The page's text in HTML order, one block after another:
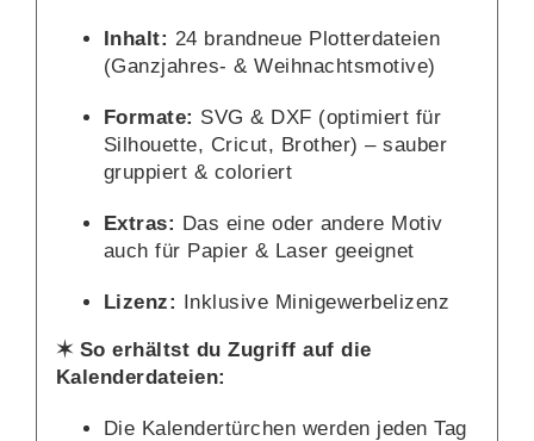
Inhalt: 24 brandneue Plotterdateien
(Ganzjahres- & Weihnachtsmotive)
Formate: SVG & DXF (optimiert für
Silhouette, Cricut, Brother) – sauber
gruppiert & coloriert
Extras: Das eine oder andere Motiv
auch für Papier & Laser geeignet
Lizenz: Inklusive Minigewerbelizenz
✶ So erhältst du Zugriff auf die
Kalenderdateien:
Die Kalendertürchen werden jeden Tag